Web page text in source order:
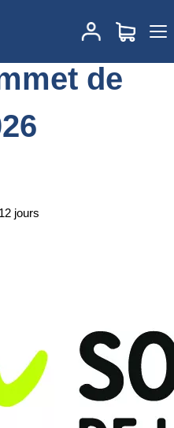
de l’élevage 2026
de
jours